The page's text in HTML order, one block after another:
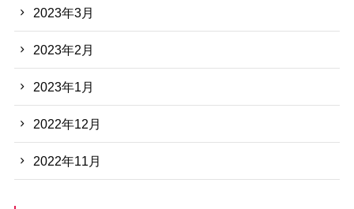
2023年3月
2023年2月
2023年1月
2022年12月
2022年11月